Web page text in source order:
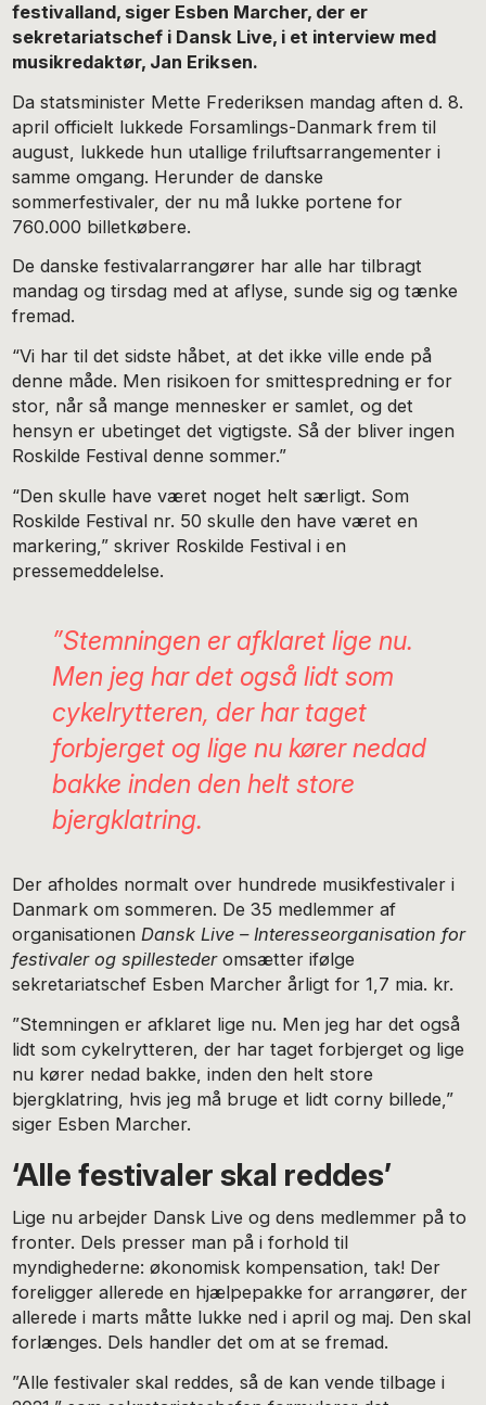
festivalland, siger Esben Marcher, der er
sekretariatschef i Dansk Live, i et interview med
musikredaktør, Jan Eriksen.
Da statsminister Mette Frederiksen mandag aften d. 8.
april officielt lukkede Forsamlings-Danmark frem til
august, lukkede hun utallige friluftsarrangementer i
samme omgang. Herunder de danske
sommerfestivaler, der nu må lukke portene for
760.000 billetkøbere.
De danske festivalarrangører har alle har tilbragt
mandag og tirsdag med at aflyse, sunde sig og tænke
fremad.
“Vi har til det sidste håbet, at det ikke ville ende på
denne måde. Men risikoen for smittespredning er for
stor, når så mange mennesker er samlet, og det
hensyn er ubetinget det vigtigste. Så der bliver ingen
Roskilde Festival denne sommer.”
“Den skulle have været noget helt særligt. Som
Roskilde Festival nr. 50 skulle den have været en
markering,” skriver Roskilde Festival i en
pressemeddelelse.
”Stemningen er afklaret lige nu.
Men jeg har det også lidt som
cykelrytteren, der har taget
forbjerget og lige nu kører nedad
bakke inden den helt store
bjergklatring.
Der afholdes normalt over hundrede musikfestivaler i
Danmark om sommeren. De 35 medlemmer af
organisationenDansk Live – Interesseorganisation for
festivaler og spillestederomsætter ifølge
sekretariatschef Esben Marcher årligt for 1,7 mia. kr.
”Stemningen er afklaret lige nu. Men jeg har det også
lidt som cykelrytteren, der har taget forbjerget og lige
nu kører nedad bakke, inden den helt store
bjergklatring, hvis jeg må bruge et lidt corny billede,”
siger Esben Marcher.
‘Alle festivaler skal reddes’
Lige nu arbejder Dansk Live og dens medlemmer på to
fronter. Dels presser man på i forhold til
myndighederne: økonomisk kompensation, tak! Der
foreligger allerede en hjælpepakke for arrangører, der
allerede i marts måtte lukke ned i april og maj. Den skal
forlænges. Dels handler det om at se fremad.
”Alle festivaler skal reddes, så de kan vende tilbage i